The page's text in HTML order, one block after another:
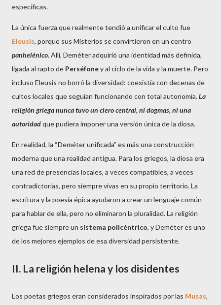
específicas.
La única fuerza que realmente tendió a unificar el culto fue
Eleusis, porque sus Misterios se convirtieron en un centro
panhelénico. Allí, Deméter adquirió una identidad más definida,
ligada al rapto de Perséfoney al ciclo de la vida y la muerte. Pero
incluso Eleusis no borró la diversidad: coexistía con decenas de
cultos locales que seguían funcionando con total autonomía.La
religión griega nunca tuvo un clero central, ni dogmas, ni una
autoridadque pudiera imponer una versión única de la diosa.
En realidad, la “Deméter unificada” es más una construcción
moderna que una realidad antigua. Para los griegos, la diosa era
una red de presencias locales, a veces compatibles, a veces
contradictorias, pero siempre vivas en su propio territorio. La
escritura y la poesía épica ayudaron a crear un lenguaje común
para hablar de ella, pero no eliminaron la pluralidad. La religión
griega fue siempre un sistema policéntrico, y Deméter es uno
de los mejores ejemplos de esa diversidad persistente.
II. La religión helena y los disidentes
Los poetas griegos eran considerados inspirados por las Musas,